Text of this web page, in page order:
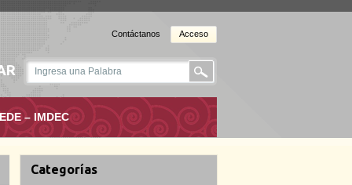
Acceso
Contáctanos
– IMDEC
Categorías